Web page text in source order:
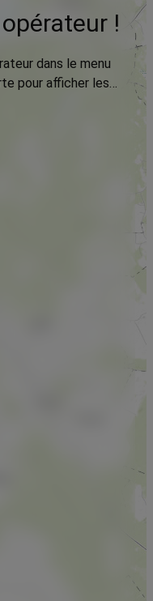
!
dans le menu
pour afficher les